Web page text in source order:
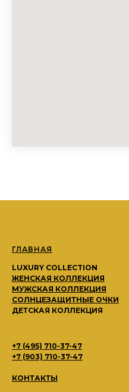
ГЛАВНАЯ
LUXURY COLLECTION
ЖЕНСКАЯ КОЛЛЕКЦИЯ
МУЖСКАЯ КОЛЛЕКЦИЯ
СОЛНЦЕЗАЩИТНЫЕ ОЧКИ
ДЕТСКАЯ КОЛЛЕКЦИЯ
+7 (495) 710-37-47
+7 (903) 710-37-47
КОНТАКТЫ